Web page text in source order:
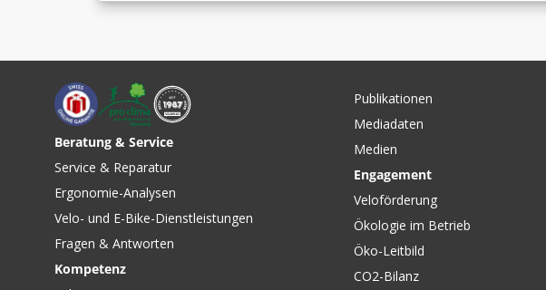
Beratung & Service
Service & Reparatur
Ergonomie-Analysen
Velo- und E-Bike-Dienstleistungen
Fragen & Antworten
Kompetenz
Publikationen
Mediadaten
Medien
Engagement
Veloförderung
Ökologie im Betrieb
Öko-Leitbild
CO2-Bilanz